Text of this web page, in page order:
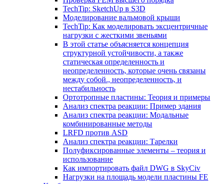
TechTip: SketchUp в S3D
Моделирование вальмовой крыши
TechTip: Как моделировать эксцентричные
нагрузки с жесткими звеньями
В этой статье объясняется концепция
структурной устойчивости, а также
статическая определенность и
неопределенность, которые очень связаны
между собой., неопределенность, и
нестабильность
Ортотропные пластины: Теория и примеры
Анализ спектра реакции: Пример здания
Анализ спектра реакции: Модальные
комбинированные методы
LRFD против ASD
Анализ спектра реакции: Тарелки
Полуфиксированные элементы – теория и
использование
Как импортировать файл DWG в SkyCiv
Нагрузки на площадь модели пластины FE